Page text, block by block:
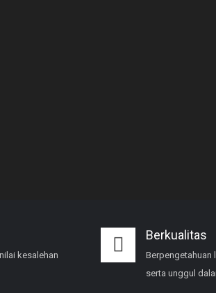
kesalehan
Berkualitas
Berpengetahuan
serta unggul